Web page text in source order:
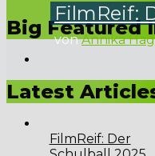
Big Featured
FilmReif:
vonAnnika
Latest
FilmReif: Der